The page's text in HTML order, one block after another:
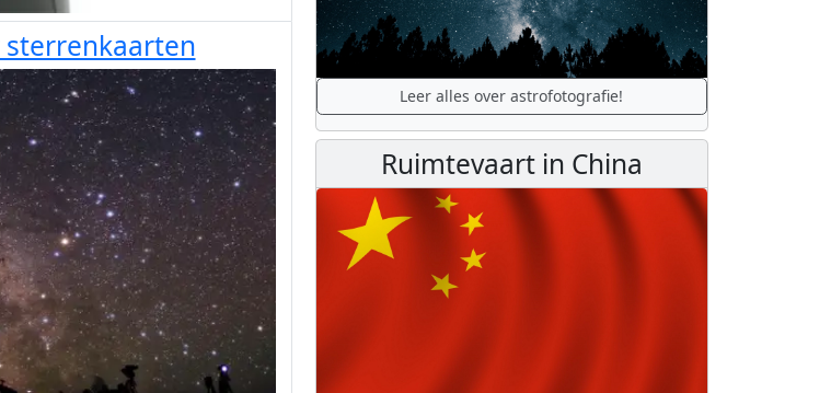
sterrenkaarten
Leer alles over astrofotografie!
Ruimtevaart in China